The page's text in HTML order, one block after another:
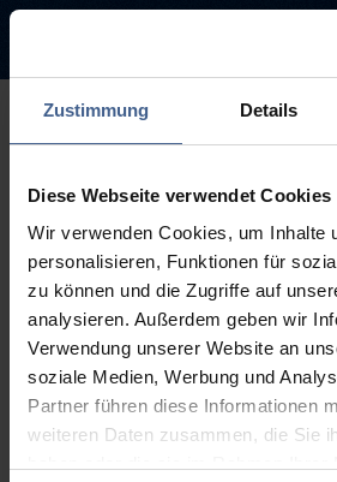
Zustimmung Details
Diese Webseite verwendet Cookies
Wir verwenden Cookies, um Inhalte
personalisieren, Funktionen für
zu können und die Zugriffe auf
analysieren. Außerdem geben wir
Verwendung unserer Website an
soziale Medien, Werbung und
Partner führen diese Informationen
weiteren Daten zusammen, die Sie
Entschuldigung
leider nicht
Der Link, dem Sie gefolgt sind, ist
Seite wurde entfernt.
Zurück zur Startseite Zur Suche